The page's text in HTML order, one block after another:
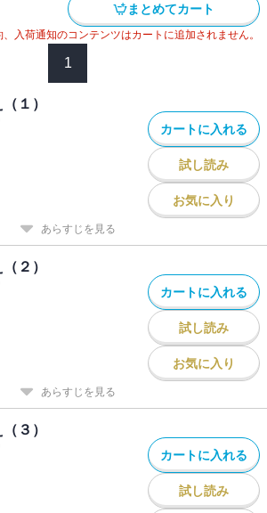
まとめてカート
入荷通知のコンテンツはカートに追加されません。
1
１）
カートに入れる
試し読み
お気に入り
あらすじを見る
２）
カートに入れる
試し読み
お気に入り
あらすじを見る
３）
カートに入れる
試し読み